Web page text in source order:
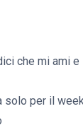
che mi ami e
solo per il